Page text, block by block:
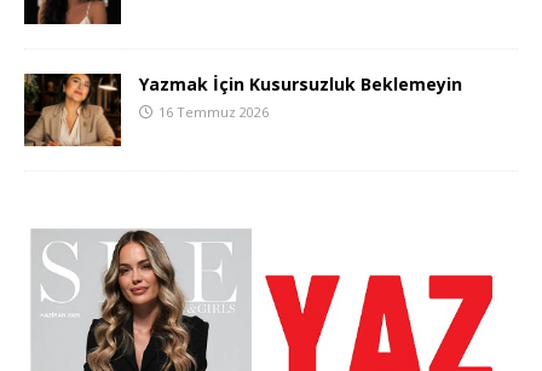
Yazmak İçin Kusursuzluk Beklemeyin
16 Temmuz 2026